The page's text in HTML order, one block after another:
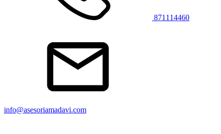
871114460
info@asesoriamadavi.com